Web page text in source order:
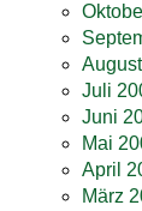
Juli
Juni
Mai
April
März